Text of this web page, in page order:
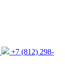
+7 (812) 298-